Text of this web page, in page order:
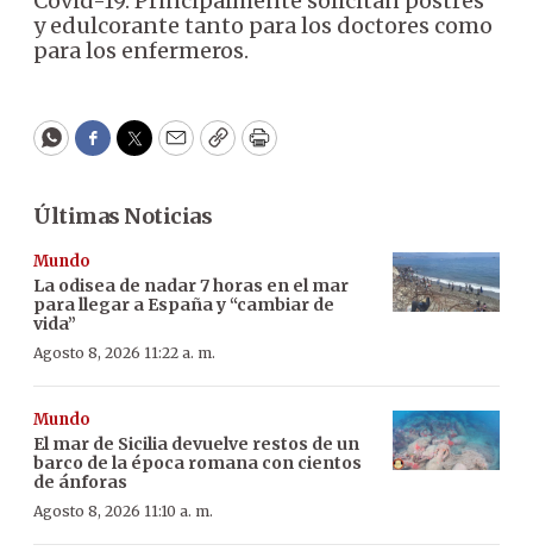
y edulcorante tanto para los doctores como
para los enfermeros.
WhatsApp
Facebook
Twitter
EmailCopyPrint
Últimas Noticias
Mundo
La odisea de nadar 7 horas en el mar
para llegar a España y “cambiar de
vida”
Agosto 8, 2026 11:22 a. m.
Mundo
El mar de Sicilia devuelve restos de un
barco de la época romana con cientos
de ánforas
Agosto 8, 2026 11:10 a. m.